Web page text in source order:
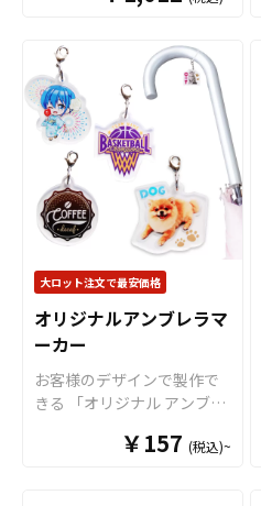
サイズながら、飾り映えす
撮影・持ち歩き・ディスプ
レイをワンランクUP！すべ
て国内生産のメイド・イ
ン・ジャパン製品です
！販
売に必要な資材も取り揃え
ておりますので、お客様に
はデザインを入稿していた
だくだけでオリジナル商品
として販売していただくこ
とができます。オリジナル
グッズの制作やOEMをご検
討中の業者様もお気軽にご
相談ください。 推し活シー
ンと親和性が高く、SNSへ
の投稿もされやすいアイテ
ムですので、アニメやゲー
グッズ、スポーツチーム応
イズです。仕様用途も幅広
く、市場ニーズも高いタオ
ルになります。生地は国内
製造差された今治産のタオ
ルで、生地・印刷・縫製す
べて国内で製造致します。
※印刷後に縁処理を行いま
すが、特にご指定がない場
合、表の印刷カラーに合わ
せて縫製致します。 短納
期・小ロットでの対応も可
能ですのでご不明点があり
ましたらお気軽にご相談く
ださい。
大ロット注文で最安価格
オリジナルアンブレラマ
ーカー
お客様のデザインで製作で
きる 「オリジナル アンブレ
えや盗難リスクを軽減する
￥157 (税込)~